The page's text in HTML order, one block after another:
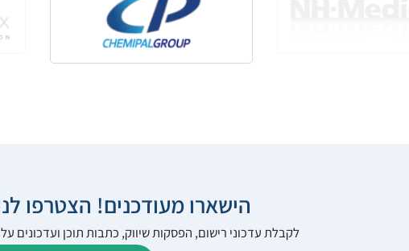
הישארו מעודכנים! הצטרפו
לקבלת עדכוני רישום, הפסקות שיווק, כתבות תוכן ועדכונים